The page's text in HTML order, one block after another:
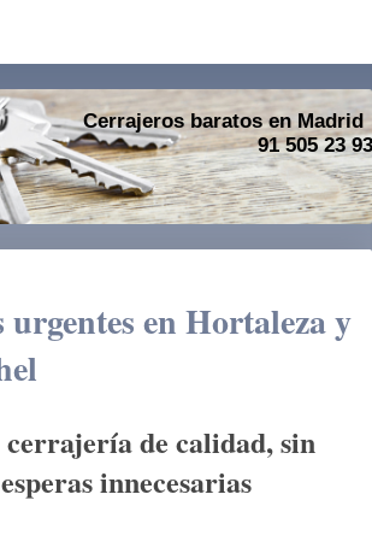
Cerrajeros baratos en Madrid
91 505 23
en Hortaleza y
cerrajería de calidad, sin
innecesarias